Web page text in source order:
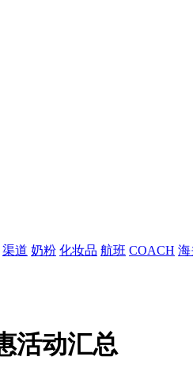
渠道 奶粉 化妆品 航班 COACH 海
活动汇总